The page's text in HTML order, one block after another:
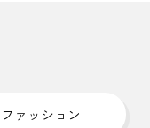
ファッション